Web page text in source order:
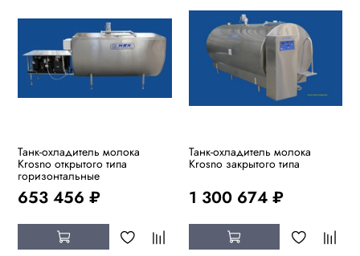
Танк-охладитель молока
Krosno открытого типа
горизонтальные
653 456 ₽
Танк-охладитель молока
Krosno закрытого типа
1 300 674 ₽